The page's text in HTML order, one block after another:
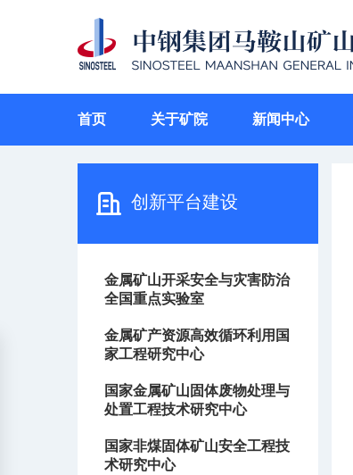
首页 关于矿院 新闻中心
创新平台建设
金属矿山开采安全与灾害防治
全国重点实验室
金属矿产资源高效循环利用国
家工程研究中心
国家金属矿山固体废物处理与
处置工程技术研究中心
国家非煤固体矿山安全工程技
术研究中心